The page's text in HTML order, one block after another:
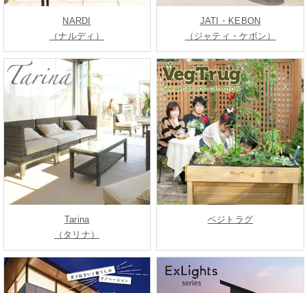
NARDI
（ナルディ）
JATI・KEBON
（ジャティ・ケボン）
Tarina
（タリナ）
ベジトラグ